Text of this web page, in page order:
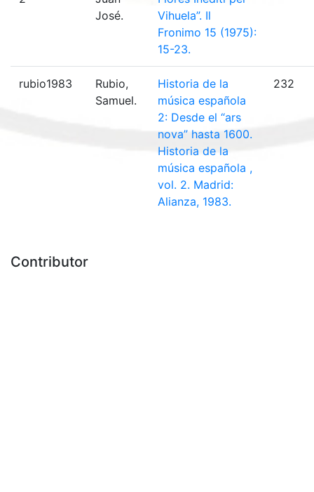
José.
Vihuela”. Il
Fronimo 15 (1975):
15-23.
rubio1983
Rubio,
Samuel.
Historia de la
música española
2: Desde el “ars
nova” hasta 1600.
Historia de la
música española ,
vol. 2. Madrid:
Alianza, 1983.
232
Contributor